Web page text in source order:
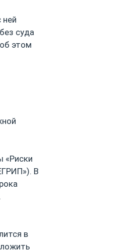
суда
этом
«Риски
В
в